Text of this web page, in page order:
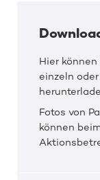
Hier
einzeln
Fotos von
können